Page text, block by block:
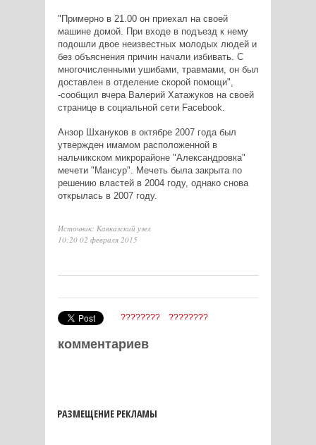
"Примерно в 21.00 он приехал на своей
машине домой. При входе в подъезд к нему
подошли двое неизвестных молодых людей и
без объяснения причин начали избивать. С
многочисленными ушибами, травмами, он был
доставлен в отделение скорой помощи",
-сообщил вчера Валерий Хатажуков на своей
странице в социальной сети Facebook.
Анзор Шхануков в октябре 2007 года был
утвержден имамом расположенной в
нальчикском микрорайоне "Александровка"
мечети "Мансур". Мечеть была закрыта по
решению властей в 2004 году, однако снова
открылась в 2007 году.
Источник: Кавказский узел
10:20 02 февраля 2015
???????? ????????
комментариев
РАЗМЕЩЕНИЕ РЕКЛАМЫ